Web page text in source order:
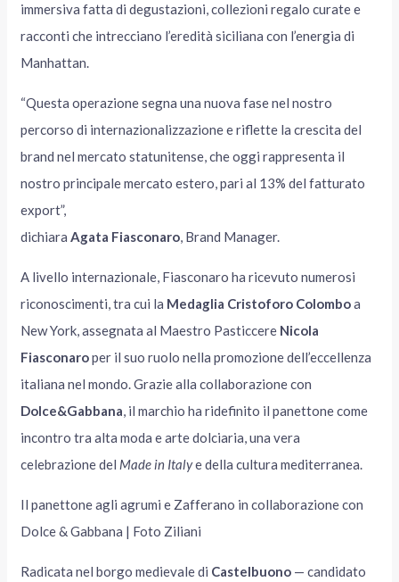
immersiva fatta di degustazioni, collezioni regalo curate e
racconti che intrecciano l’eredità siciliana con l’energia di
Manhattan.
“Questa operazione segna una nuova fase nel nostro
percorso di internazionalizzazione e riflette la crescita del
brand nel mercato statunitense, che oggi rappresenta il
nostro principale mercato estero, pari al 13% del fatturato
export”,
dichiaraAgata Fiasconaro, Brand Manager.
A livello internazionale, Fiasconaro ha ricevuto numerosi
riconoscimenti, tra cui la Medaglia Cristoforo Colomboa
New York, assegnata al Maestro Pasticcere Nicola
Fiasconaroper il suo ruolo nella promozione dell’eccellenza
italiana nel mondo. Grazie alla collaborazione con
Dolce&Gabbana, il marchio ha ridefinito il panettone come
incontro tra alta moda e arte dolciaria, una vera
celebrazione del Made in Italye della cultura mediterranea.
Il panettone agli agrumi e Zafferano in collaborazione con
Dolce & Gabbana | Foto Ziliani
Radicata nel borgo medievale di Castelbuono — candidato